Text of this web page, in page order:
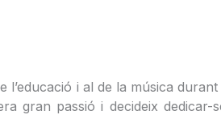
i al de la música
gran passió i decideix